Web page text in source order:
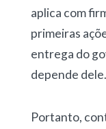
aplica com
primeiras
entrega do
depende dele.
Portanto,